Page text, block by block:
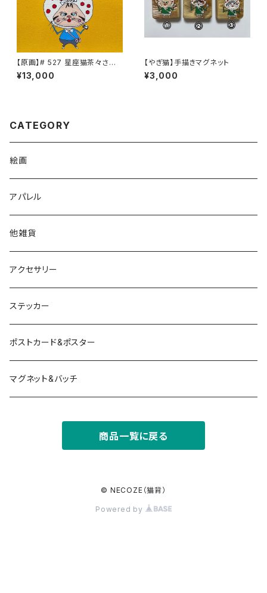
【原画】# 527 星座猫茶々さん
山羊座2
¥13,000
【やぎ猫】手描きマグネット
¥3,000
CATEGORY
絵画
アパレル
他雑貨
アクセサリー
ステッカー
ポストカード&ポスター
マグネット&バッチ
商品一覧に戻る
© NECOZE（猫背）
Powered by